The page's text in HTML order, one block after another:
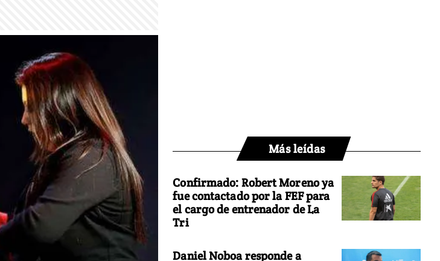
Más leídas
Confirmado: Robert Moreno ya
fue contactado por la FEF para
el cargo de entrenador de La
Tri
Daniel Noboa responde a